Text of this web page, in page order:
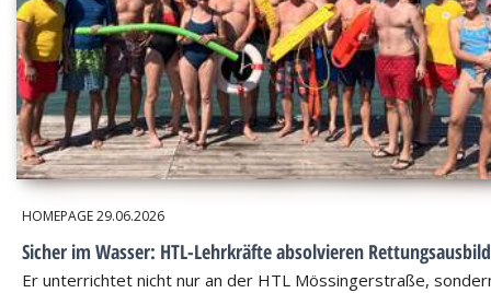
HOMEPAGE29.06.2026
Sicher im Wasser: HTL-Lehrkräfte absolvieren
Er unterrichtet nicht nur an der HTL Mössingerstraße,